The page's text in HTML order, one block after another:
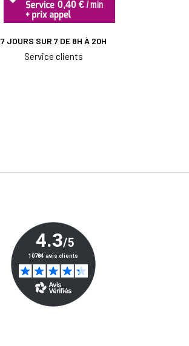
7 JOURS SUR 7 DE 8H À 20H
Service clients